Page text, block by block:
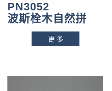
PN3052
波斯栓木自然拼
更多